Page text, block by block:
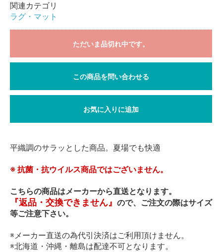
関連カテゴリ
ラグ・マット
ただいま品切れ中です。
この商品を問い合わせる
お気に入りに追加
平織調のサラッとした商品。夏場でも快適
※ 抗菌・抗ウイルス商品ではございません。
こちらの商品はメーカーから直送となります。
『返品・交換できません』 ので、ご注文の際はサイズ
等ご注意下さい。
※メーカー直送の為代引決済はご利用頂けません。
※北海道・沖縄・離島は配達不可となります。